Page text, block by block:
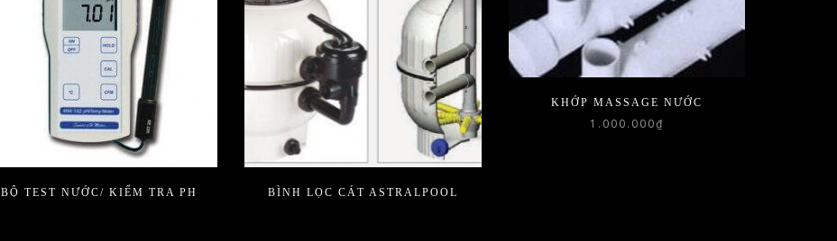
BỘ TEST NƯỚC/ KIỂM TRA PH BÌNH LỌC CÁT ASTRALPOOL
KHỚP MASSAGE NƯỚC
1.000.000₫